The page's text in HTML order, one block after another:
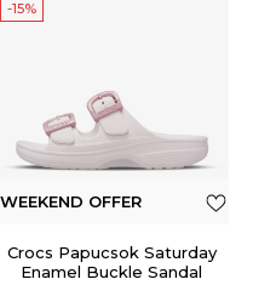
-15%
WEEKEND OFFER
Crocs Papucsok Saturday
Enamel Buckle Sandal